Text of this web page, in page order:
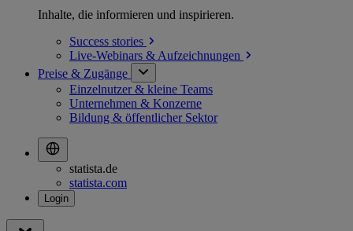
Inhalte, die informieren und inspirieren.
Success stories
Live-Webinars & Aufzeichnungen
Preise & Zugänge
Einzelnutzer & kleine Teams
Unternehmen & Konzerne
Bildung & öffentlicher Sektor
statista.de
statista.com